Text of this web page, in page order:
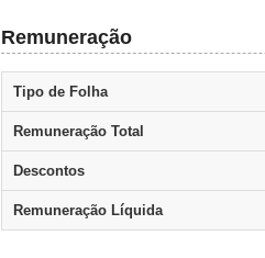
Remuneração
Tipo de Folha
Remuneração Total
Descontos
Remuneração Líquida